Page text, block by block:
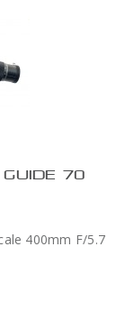
70
400mm F/5.7